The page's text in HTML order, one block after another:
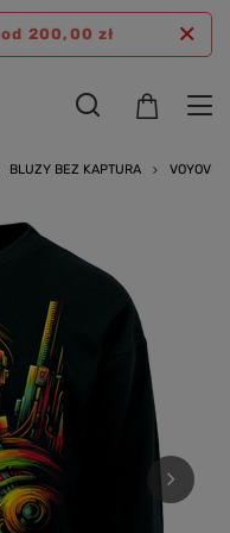
od 200,00 zł
BLUZY BEZ KAPTURA